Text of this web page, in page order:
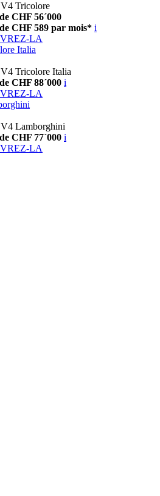
Tricolore
CHF 56´000
CHF 589 par mois* i
LA
Italia
Tricolore Italia
CHF 88´000 i
LA
Lamborghini
CHF 77´000 i
LA